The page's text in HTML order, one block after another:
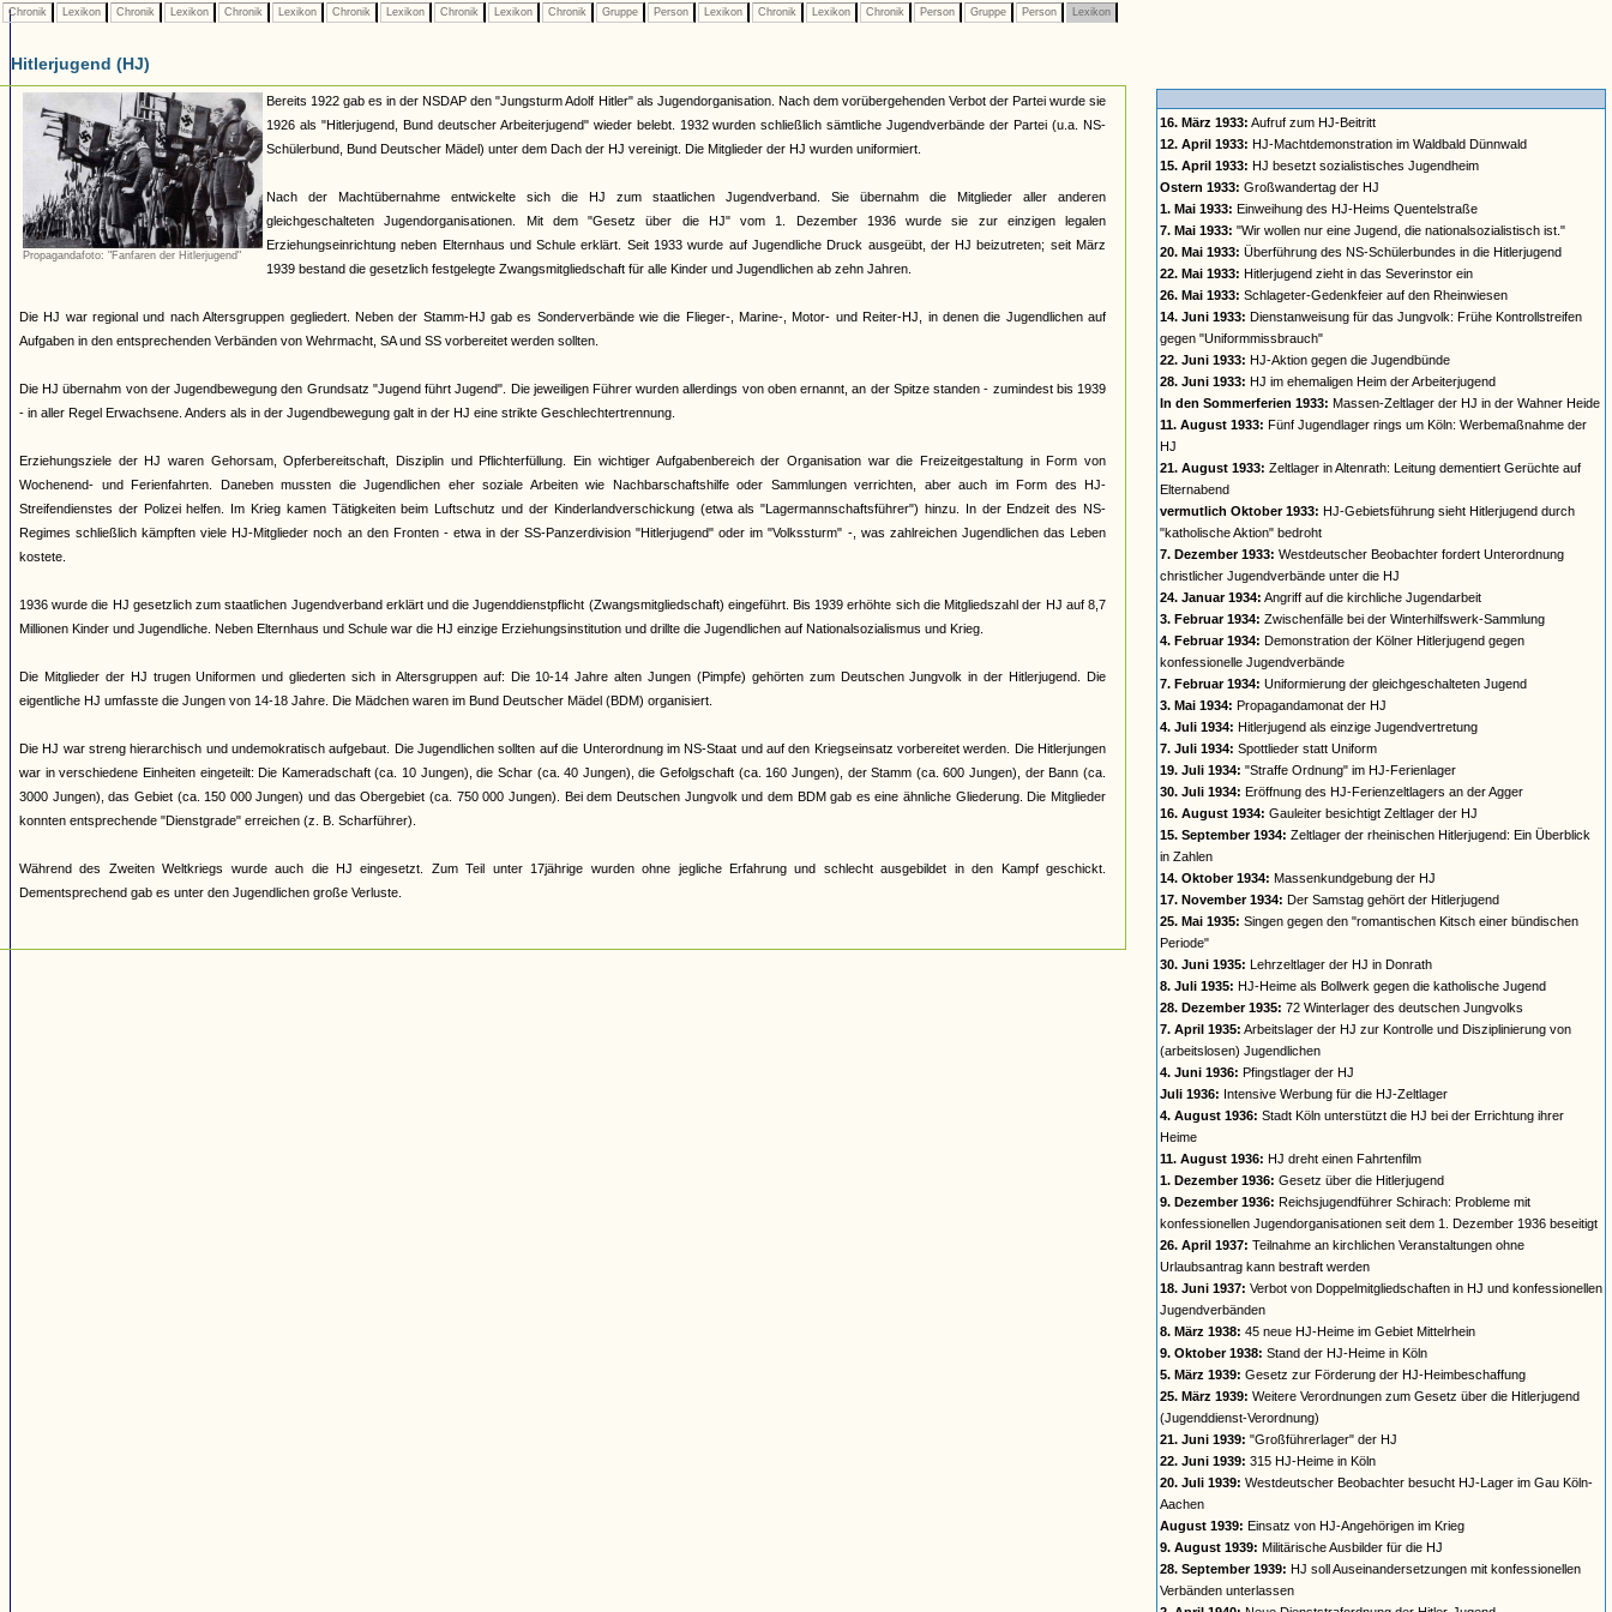
Chronik Lexikon Chronik Lexikon Chronik Lexikon Chronik Lexikon Chronik Lexikon Chronik Gruppe Person Lexikon Chronik Lexikon Chronik Person Gruppe Person Lexikon
Hitlerjugend (HJ)
Propagandafoto: "Fanfaren der Hitlerjugend"
Bereits 1922 gab es in der NSDAP den "Jungsturm Adolf Hitler" als Jugendorganisation. Nach dem vorübergehenden Verbot der Partei wurde sie
1926 als "Hitlerjugend, Bund deutscher Arbeiterjugend" wieder belebt. 1932 wurden schließlich sämtliche Jugendverbände der Partei (u.a. NS-
Schülerbund, Bund Deutscher Mädel) unter dem Dach der HJ vereinigt. Die Mitglieder der HJ wurden uniformiert.
Nach der Machtübernahme entwickelte sich die HJ zum staatlichen Jugendverband. Sie übernahm die Mitglieder aller anderen
gleichgeschalteten Jugendorganisationen. Mit dem "Gesetz über die HJ" vom 1. Dezember 1936 wurde sie zur einzigen legalen
Erziehungseinrichtung neben Elternhaus und Schule erklärt. Seit 1933 wurde auf Jugendliche Druck ausgeübt, der HJ beizutreten; seit März
1939 bestand die gesetzlich festgelegte Zwangsmitgliedschaft für alle Kinder und Jugendlichen ab zehn Jahren.
Die HJ war regional und nach Altersgruppen gegliedert. Neben der Stamm-HJ gab es Sonderverbände wie die Flieger-, Marine-, Motor- und Reiter-HJ, in denen die Jugendlichen auf
Aufgaben in den entsprechenden Verbänden von Wehrmacht, SA und SS vorbereitet werden sollten.
Die HJ übernahm von der Jugendbewegung den Grundsatz "Jugend führt Jugend". Die jeweiligen Führer wurden allerdings von oben ernannt, an der Spitze standen - zumindest bis 1939
- in aller Regel Erwachsene. Anders als in der Jugendbewegung galt in der HJ eine strikte Geschlechtertrennung.
Erziehungsziele der HJ waren Gehorsam, Opferbereitschaft, Disziplin und Pflichterfüllung. Ein wichtiger Aufgabenbereich der Organisation war die Freizeitgestaltung in Form von
Wochenend- und Ferienfahrten. Daneben mussten die Jugendlichen eher soziale Arbeiten wie Nachbarschaftshilfe oder Sammlungen verrichten, aber auch im Form des HJ-
Streifendienstes der Polizei helfen. Im Krieg kamen Tätigkeiten beim Luftschutz und der Kinderlandverschickung (etwa als "Lagermannschaftsführer") hinzu. In der Endzeit des NS-
Regimes schließlich kämpften viele HJ-Mitglieder noch an den Fronten - etwa in der SS-Panzerdivision "Hitlerjugend" oder im "Volkssturm" -, was zahlreichen Jugendlichen das Leben
kostete.
1936 wurde die HJ gesetzlich zum staatlichen Jugendverband erklärt und die Jugenddienstpflicht (Zwangsmitgliedschaft) eingeführt. Bis 1939 erhöhte sich die Mitgliedszahl der HJ auf 8,7
Millionen Kinder und Jugendliche. Neben Elternhaus und Schule war die HJ einzige Erziehungsinstitution und drillte die Jugendlichen auf Nationalsozialismus und Krieg.
Die Mitglieder der HJ trugen Uniformen und gliederten sich in Altersgruppen auf: Die 10-14 Jahre alten Jungen (Pimpfe) gehörten zum Deutschen Jungvolk in der Hitlerjugend. Die
eigentliche HJ umfasste die Jungen von 14-18 Jahre. Die Mädchen waren im Bund Deutscher Mädel (BDM) organisiert.
Die HJ war streng hierarchisch und undemokratisch aufgebaut. Die Jugendlichen sollten auf die Unterordnung im NS-Staat und auf den Kriegseinsatz vorbereitet werden. Die Hitlerjungen
war in verschiedene Einheiten eingeteilt: Die Kameradschaft (ca. 10 Jungen), die Schar (ca. 40 Jungen), die Gefolgschaft (ca. 160 Jungen), der Stamm (ca. 600 Jungen), der Bann (ca.
3000 Jungen), das Gebiet (ca. 150 000 Jungen) und das Obergebiet (ca. 750 000 Jungen). Bei dem Deutschen Jungvolk und dem BDM gab es eine ähnliche Gliederung. Die Mitglieder
konnten entsprechende "Dienstgrade" erreichen (z. B. Scharführer).
Während des Zweiten Weltkriegs wurde auch die HJ eingesetzt. Zum Teil unter 17jährige wurden ohne jegliche Erfahrung und schlecht ausgebildet in den Kampf geschickt.
Dementsprechend gab es unter den Jugendlichen große Verluste.
16. März 1933: Aufruf zum HJ-Beitritt
12. April 1933: HJ-Machtdemonstration im Waldbald Dünnwald
15. April 1933: HJ besetzt sozialistisches Jugendheim
Ostern 1933: Großwandertag der HJ
1. Mai 1933: Einweihung des HJ-Heims Quentelstraße
7. Mai 1933: "Wir wollen nur eine Jugend, die nationalsozialistisch ist."
20. Mai 1933: Überführung des NS-Schülerbundes in die Hitlerjugend
22. Mai 1933: Hitlerjugend zieht in das Severinstor ein
26. Mai 1933: Schlageter-Gedenkfeier auf den Rheinwiesen
14. Juni 1933: Dienstanweisung für das Jungvolk: Frühe Kontrollstreifen
gegen "Uniformmissbrauch"
22. Juni 1933: HJ-Aktion gegen die Jugendbünde
28. Juni 1933: HJ im ehemaligen Heim der Arbeiterjugend
In den Sommerferien 1933: Massen-Zeltlager der HJ in der Wahner Heide
11. August 1933: Fünf Jugendlager rings um Köln: Werbemaßnahme der
HJ
21. August 1933: Zeltlager in Altenrath: Leitung dementiert Gerüchte auf
Elternabend
vermutlich Oktober 1933: HJ-Gebietsführung sieht Hitlerjugend durch
"katholische Aktion" bedroht
7. Dezember 1933: Westdeutscher Beobachter fordert Unterordnung
christlicher Jugendverbände unter die HJ
24. Januar 1934: Angriff auf die kirchliche Jugendarbeit
3. Februar 1934: Zwischenfälle bei der Winterhilfswerk-Sammlung
4. Februar 1934: Demonstration der Kölner Hitlerjugend gegen
konfessionelle Jugendverbände
7. Februar 1934: Uniformierung der gleichgeschalteten Jugend
3. Mai 1934: Propagandamonat der HJ
4. Juli 1934: Hitlerjugend als einzige Jugendvertretung
7. Juli 1934: Spottlieder statt Uniform
19. Juli 1934: "Straffe Ordnung" im HJ-Ferienlager
30. Juli 1934: Eröffnung des HJ-Ferienzeltlagers an der Agger
16. August 1934: Gauleiter besichtigt Zeltlager der HJ
15. September 1934: Zeltlager der rheinischen Hitlerjugend: Ein Überblick
in Zahlen
14. Oktober 1934: Massenkundgebung der HJ
17. November 1934: Der Samstag gehört der Hitlerjugend
25. Mai 1935: Singen gegen den "romantischen Kitsch einer bündischen
Periode"
30. Juni 1935: Lehrzeltlager der HJ in Donrath
8. Juli 1935: HJ-Heime als Bollwerk gegen die katholische Jugend
28. Dezember 1935: 72 Winterlager des deutschen Jungvolks
7. April 1935: Arbeitslager der HJ zur Kontrolle und Disziplinierung von
(arbeitslosen) Jugendlichen
4. Juni 1936: Pfingstlager der HJ
Juli 1936: Intensive Werbung für die HJ-Zeltlager
4. August 1936: Stadt Köln unterstützt die HJ bei der Errichtung ihrer
Heime
11. August 1936: HJ dreht einen Fahrtenfilm
1. Dezember 1936: Gesetz über die Hitlerjugend
9. Dezember 1936: Reichsjugendführer Schirach: Probleme mit
konfessionellen Jugendorganisationen seit dem 1. Dezember 1936 beseitigt
26. April 1937: Teilnahme an kirchlichen Veranstaltungen ohne
Urlaubsantrag kann bestraft werden
18. Juni 1937: Verbot von Doppelmitgliedschaften in HJ und konfessionellen
Jugendverbänden
8. März 1938: 45 neue HJ-Heime im Gebiet Mittelrhein
9. Oktober 1938: Stand der HJ-Heime in Köln
5. März 1939: Gesetz zur Förderung der HJ-Heimbeschaffung
25. März 1939: Weitere Verordnungen zum Gesetz über die Hitlerjugend
(Jugenddienst-Verordnung)
21. Juni 1939: "Großführerlager" der HJ
22. Juni 1939: 315 HJ-Heime in Köln
20. Juli 1939: Westdeutscher Beobachter besucht HJ-Lager im Gau Köln-
Aachen
August 1939: Einsatz von HJ-Angehörigen im Krieg
9. August 1939: Militärische Ausbilder für die HJ
28. September 1939: HJ soll Auseinandersetzungen mit konfessionellen
Verbänden unterlassen